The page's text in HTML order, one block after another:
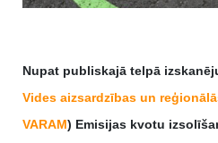
Nupat publiskajā telpā
Vides aizsardzības un
VARAM) Emisijas kvotu